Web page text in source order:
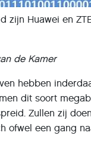
zijn Huawei en
de Kamer
hebben
dit soort
Zullen zij
ofwel een gang